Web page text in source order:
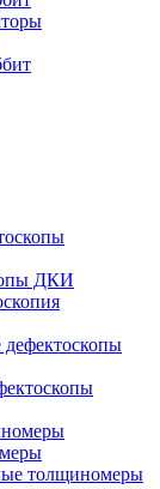
ДКИ
толщиномеры